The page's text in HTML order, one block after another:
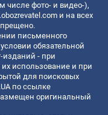
числе фото- и видео-),
и на всех
письменного
обязательной
изданий - при
использование и при
для поисковых
по ссылке
оригинальный